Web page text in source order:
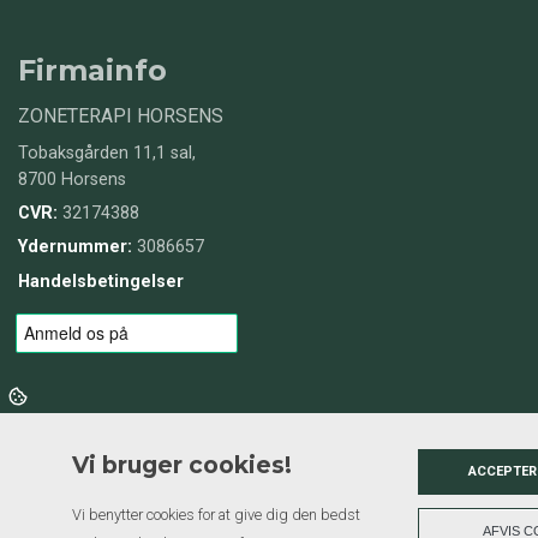
Firmainfo
ZONETERAPI HORSENS
Tobaksgården 11,1 sal,
8700 Horsens
CVR: 32174388
Ydernummer: 3086657
Handelsbetingelser
Vi bruger cookies!
Vi benytter cookies for at give dig den bedst
AFVIS